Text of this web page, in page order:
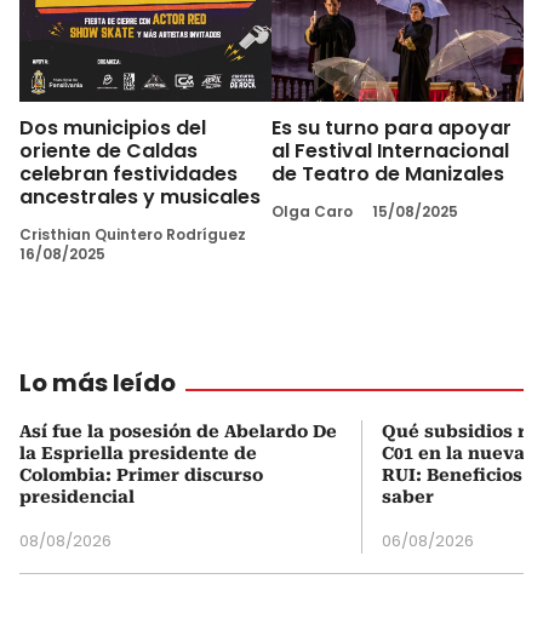
Dos municipios del
oriente de Caldas
celebran festividades
ancestrales y musicales
Cristhian Quintero Rodríguez
16/08/2025
Es su turno para apoyar
al Festival Internacional
de Teatro de Manizales
Olga Caro 15/08/2025
Lo más leído
Así fue la posesión de Abelardo De
la Espriella presidente de
Colombia: Primer discurso
presidencial
08/08/2026
Qué subsidios
C01 en la nueva
RUI: Beneficios
saber
06/08/2026